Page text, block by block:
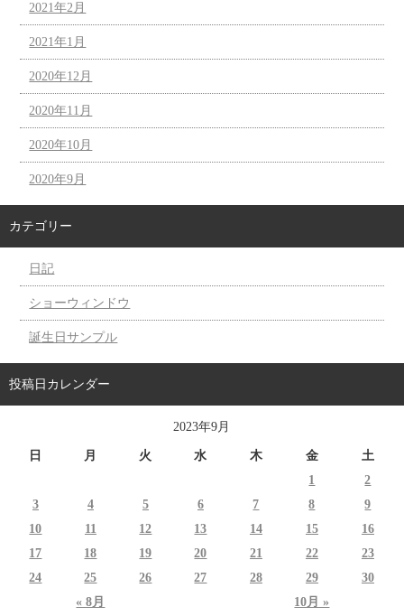
2021年2月
2021年1月
2020年12月
2020年11月
2020年10月
2020年9月
カテゴリー
日記
ショーウィンドウ
誕生日サンプル
投稿日カレンダー
2023年9月
日 月 火 水 木 金 土
« 8月 10月 »
1
2
3
4 5 6 7 8
9
10
11 12 13 14 15
16
17
18 19 20 21 22
23
24
25 26 27 28 29 30